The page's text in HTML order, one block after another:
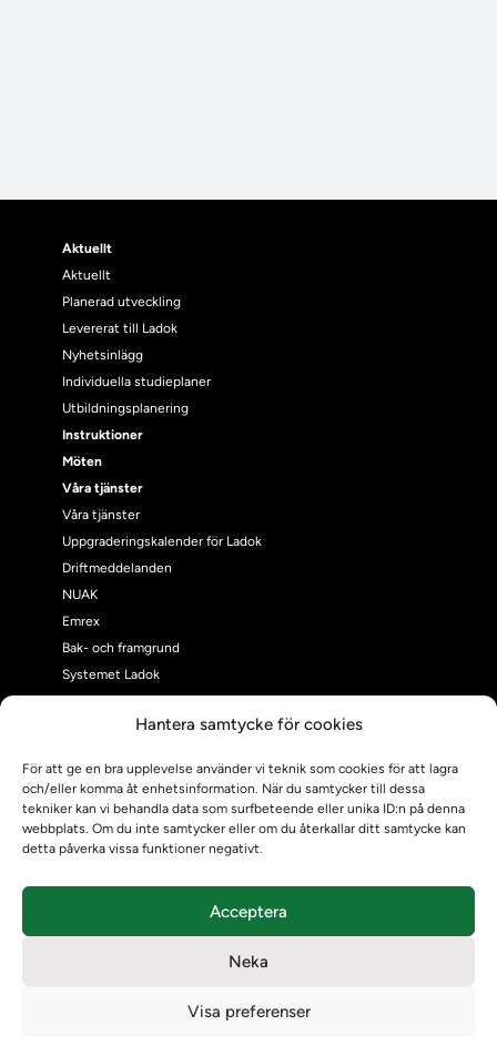
Hantera samtycke för cookies
För att ge en bra upplevelse använder vi teknik som cookies för att lagra
och/eller komma åt enhetsinformation. När du samtycker till dessa
tekniker kan vi behandla data som surfbeteende eller unika ID:n på denna
webbplats. Om du inte samtycker eller om du återkallar ditt samtycke kan
detta påverka vissa funktioner negativt.
Acceptera
Neka
Visa preferenser
Aktuellt
Aktuellt
Planerad utveckling
Levererat till Ladok
Nyhetsinlägg
Individuella studieplaner
Utbildningsplanering
Instruktioner
Möten
Våra tjänster
Våra tjänster
Uppgraderingskalender för Ladok
Driftmeddelanden
NUAK
Emrex
Bak- och framgrund
Systemet Ladok
Verifiera eller kontrollera bevis
Kontrollera intyg
Om oss
Om Ladokkonsortiet
Ladokkonsortiet internationellt
Vision, strategi och produktplan
Teamens sammansättning och arbetet på Ladokkonsortiet
Ladokpodden